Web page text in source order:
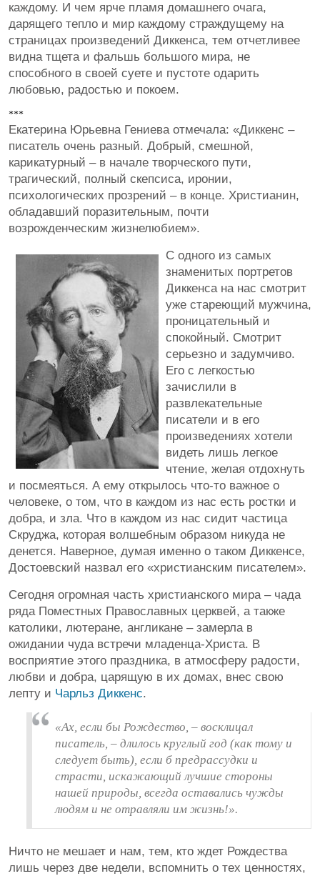
каждому. И чем ярче пламя домашнего очага,
дарящего тепло и мир каждому страждущему на
страницах произведений Диккенса, тем отчетливее
видна тщета и фальшь большого мира, не
способного в своей суете и пустоте одарить
любовью, радостью и покоем.
***
Екатерина Юрьевна Гениева отмечала: «Диккенс –
писатель очень разный. Добрый, смешной,
карикатурный – в начале творческого пути,
трагический, полный скепсиса, иронии,
психологических прозрений – в конце. Христианин,
обладавший поразительным, почти
возрожденческим жизнелюбием».
С одного из самых
знаменитых портретов
Диккенса на нас смотрит
уже стареющий мужчина,
проницательный и
спокойный. Смотрит
серьезно и задумчиво.
Его с легкостью
зачислили в
развлекательные
писатели и в его
произведениях хотели
видеть лишь легкое
чтение, желая отдохнуть
и посмеяться. А ему открылось что-то важное о
человеке, о том, что в каждом из нас есть ростки и
добра, и зла. Что в каждом из нас сидит частица
Скруджа, которая волшебным образом никуда не
денется. Наверное, думая именно о таком Диккенсе,
Достоевский назвал его «христианским писателем».
Сегодня огромная часть христианского мира – чада
ряда Поместных Православных церквей, а также
католики, лютеране, англикане – замерла в
ожидании чуда встречи младенца-Христа. В
восприятие этого праздника, в атмосферу радости,
любви и добра, царящую в их домах, внес свою
лепту и Чарльз Диккенс.
«Ах, если бы Рождество, – восклицал
писатель, – длилось круглый год (как тому и
следует быть), если б предрассудки и
страсти, искажающий лучшие стороны
нашей природы, всегда оставались чужды
людям и не отравляли им жизнь!».
Ничто не мешает и нам, тем, кто ждет Рождества
лишь через две недели, вспомнить о тех ценностях,